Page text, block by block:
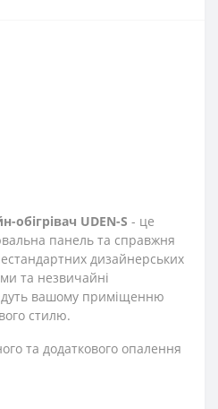
обігрівач UDEN-S - це
панель та справжня
дизайнерських
та незвичайні
вашому приміщенню
стилю.
та додаткового опалення